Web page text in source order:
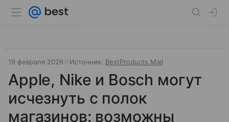
19 февраля 2026 Источник: BestProducts Mail
Apple, Nike и Bosch могут
исчезнуть с полок
магазинов: возможны